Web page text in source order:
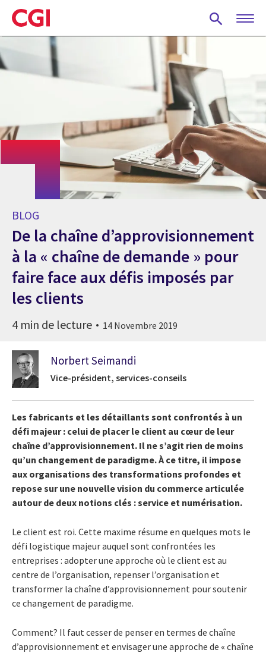
Skip
to
main
BLOG
De la chaîne d’approvisionnement
à la « chaîne de demande » pour
faire face aux défis imposés par
les clients
4 min de lecture 14 Novembre 2019
Norbert Seimandi
Vice-président, services-conseils
Les fabricants et les détaillants sont confrontés à un
défi majeur : celui de placer le client au cœur de leur
chaîne d’approvisionnement. Il ne s’agit rien de moins
qu’un changement de paradigme. À ce titre, il impose
aux organisations des transformations profondes et
repose sur une nouvelle vision du commerce articulée
autour de deux notions clés : service et numérisation.
Le client est roi. Cette maxime résume en quelques mots le
défi logistique majeur auquel sont confrontées les
entreprises : adopter une approche où le client est au
centre de l’organisation, repenser l’organisation et
transformer la chaîne d’approvisionnement pour soutenir
ce changement de paradigme.
Comment? Il faut cesser de penser en termes de chaîne
d’approvisionnement et envisager une approche de « chaîne